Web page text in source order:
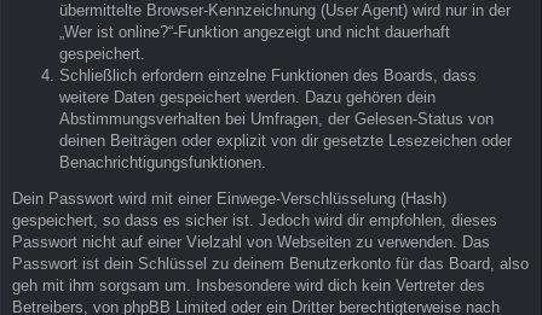
übermittelte Browser-Kennzeichnung (User Agent) wird nur in der
„Wer ist online?“-Funktion angezeigt und nicht dauerhaft
gespeichert.
Schließlich erfordern einzelne Funktionen des Boards, dass
weitere Daten gespeichert werden. Dazu gehören dein
Abstimmungsverhalten bei Umfragen, der Gelesen-Status von
deinen Beiträgen oder explizit von dir gesetzte Lesezeichen oder
Benachrichtigungsfunktionen.
Dein Passwort wird mit einer Einwege-Verschlüsselung (Hash)
gespeichert, so dass es sicher ist. Jedoch wird dir empfohlen, dieses
Passwort nicht auf einer Vielzahl von Webseiten zu verwenden. Das
Passwort ist dein Schlüssel zu deinem Benutzerkonto für das Board, also
geh mit ihm sorgsam um. Insbesondere wird dich kein Vertreter des
Betreibers, von phpBB Limited oder ein Dritter berechtigterweise nach